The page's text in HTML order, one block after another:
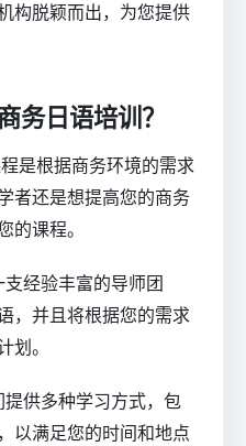
构脱颖而出，为您提供
务日语培训？
是根据商务环境的需求
者还是想提高您的商务
的课程。
经验丰富的导师团
，并且将根据您的需求
划。
提供多种学习方式，包
以满足您的时间和地点